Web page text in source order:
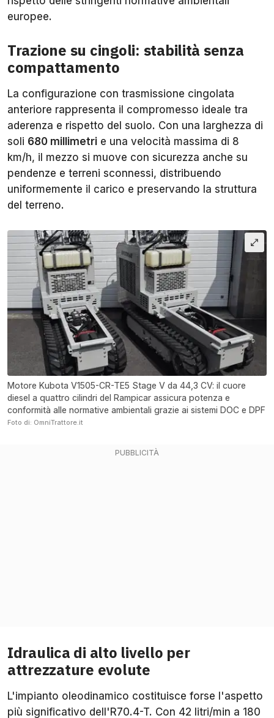
europee.
Trazione su cingoli: stabilità senza
compattamento
La configurazione con trasmissione cingolata
anteriore rappresenta il compromesso ideale tra
aderenza e rispetto del suolo. Con una larghezza di
soli 680 millimetri e una velocità massima di 8
km/h, il mezzo si muove con sicurezza anche su
pendenze e terreni sconnessi, distribuendo
uniformemente il carico e preservando la struttura
del terreno.
Motore Kubota V1505-CR-TE5 Stage V da 44,3 CV: il cuore
diesel a quattro cilindri del Rampicar assicura potenza e
conformità alle normative ambientali grazie ai sistemi DOC e DPF
Foto di: OmniTrattore.it
Idraulica di alto livello per
attrezzature evolute
L'impianto oleodinamico costituisce forse l'aspetto
più significativo dell'R70.4-T. Con 42 litri/min a 180